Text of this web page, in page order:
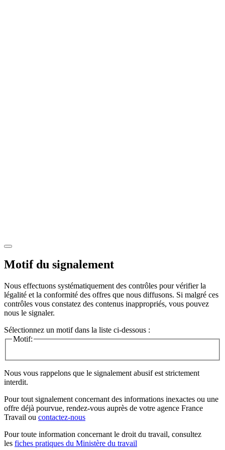
Motif du signalement
Nous effectuons systématiquement des contrôles pour vérifier la
légalité et la conformité des offres que nous diffusons. Si malgré ces
contrôles vous constatez des contenus inappropriés, vous pouvez
nous le signaler.
Sélectionnez un motif dans la liste ci-dessous :
Motif:
Nous vous rappelons que le signalement abusif est strictement
interdit.
Pour tout signalement concernant des informations inexactes ou une
offre déjà pourvue, rendez-vous auprès de votre agence France
Travail ou contactez-nous
Pour toute information concernant le droit du travail, consultez
les fiches pratiques du Ministère du travail